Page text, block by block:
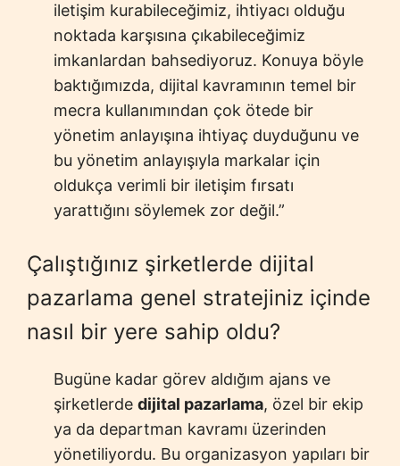
iletişim kurabileceğimiz, ihtiyacı olduğu
noktada karşısına çıkabileceğimiz
imkanlardan bahsediyoruz. Konuya böyle
baktığımızda, dijital kavramının temel bir
mecra kullanımından çok ötede bir
yönetim anlayışına ihtiyaç duyduğunu ve
bu yönetim anlayışıyla markalar için
oldukça verimli bir iletişim fırsatı
yarattığını söylemek zor değil.”
Çalıştığınız şirketlerde dijital
pazarlama genel stratejiniz içinde
nasıl bir yere sahip oldu?
Bugüne kadar görev aldığım ajans ve
şirketlerde dijital pazarlama, özel bir ekip
ya da departman kavramı üzerinden
yönetiliyordu. Bu organizasyon yapıları bir